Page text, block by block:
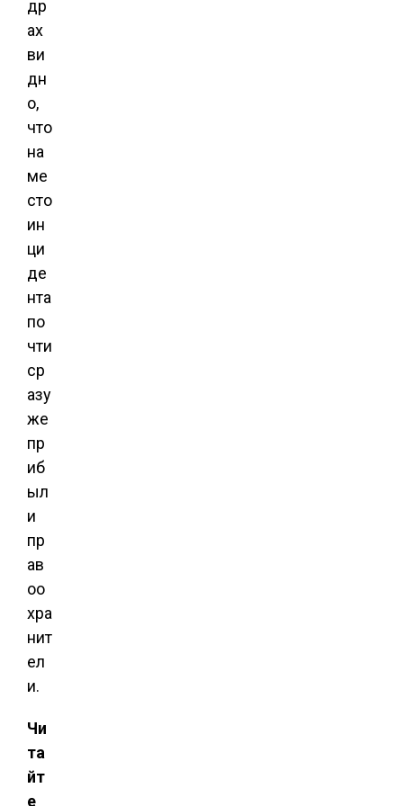
др
ах
ви
дн
о,
что
на
ме
сто
ин
ци
де
нта
по
чти
ср
азу
же
пр
иб
ыл
и
пр
ав
оо
хра
нит
ел
и.
Чи
та
йт
е